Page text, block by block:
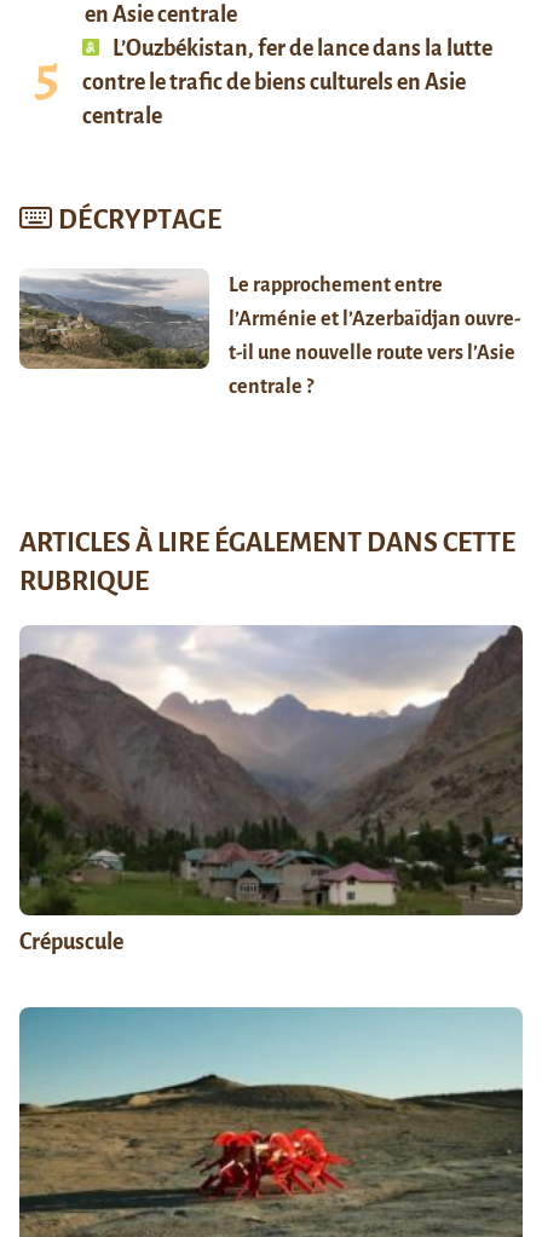
en Asie centrale
L’Ouzbékistan, fer de lance dans la lutte
contre le trafic de biens culturels en Asie
centrale
DÉCRYPTAGE
Le rapprochement entre
l’Arménie et l’Azerbaïdjan ouvre-
t-il une nouvelle route vers l’Asie
centrale ?
ARTICLES À LIRE ÉGALEMENT DANS CETTE
RUBRIQUE
Crépuscule